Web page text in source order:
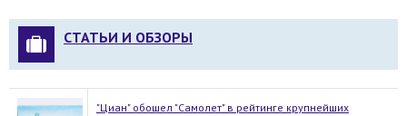
СТАТЬИ И ОБЗОРЫ
"Циан" обошел "Самолет" в рейтинге крупнейших